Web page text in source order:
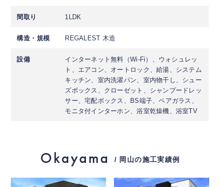
間取り 1LDK
構造・規模 REGALEST 木造
設備
インターネット無料（Wi-Fi）、ウォシュレッ
ト、エアコン、オートロック、給湯、システム
キッチン、室内洗濯パン、室内物干し、シュー
ズボックス、クローゼット、シャンプードレッ
サー、宅配ボックス、BS端子、ペアガラス、
モニタ付インターホン、浴室乾燥機、浴室TV
Okayama / 岡山の施工実績例